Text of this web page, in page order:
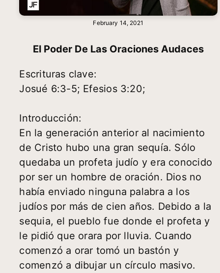
February 14, 2021
El Poder De Las Oraciones Audaces
Escrituras clave:
Josué 6:3-5; Efesios 3:20;
Introducción:
En la generación anterior al nacimiento
de Cristo hubo una gran sequía. Sólo
quedaba un profeta judío y era conocido
por ser un hombre de oración. Dios no
había enviado ninguna palabra a los
judíos por más de cien años. Debido a la
sequia, el pueblo fue donde el profeta y
le pidió que orara por lluvia. Cuando
comenzó a orar tomó un bastón y
comenzó a dibujar un círculo masivo.